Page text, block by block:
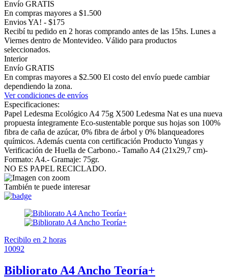
Envío GRATIS
En compras mayores a $1.500
Envios YA! - $175
Recibí tu pedido en 2 horas comprando antes de las 15hs. Lunes a
Viernes dentro de Montevideo. Válido para productos
seleccionados.
Interior
Envío GRATIS
En compras mayores a $2.500 El costo del envío puede cambiar
dependiendo la zona.
Ver condiciones de envíos
Especificaciones:
Papel Ledesma Ecológico A4 75g X500 Ledesma Nat es una nueva
propuesta íntegramente Eco-sustentable porque sus hojas son 100%
fibra de caña de azúcar, 0% fibra de árbol y 0% blanqueadores
químicos. Además cuenta con certificación Producto Yungas y
Verificación de Huella de Carbono.- Tamaño A4 (21x29,7 cm)-
Formato: A4.- Gramaje: 75gr.
NO ES PAPEL RECICLADO.
También te puede interesar
Recibilo en 2 horas
10092
Bibliorato A4 Ancho Teoría+